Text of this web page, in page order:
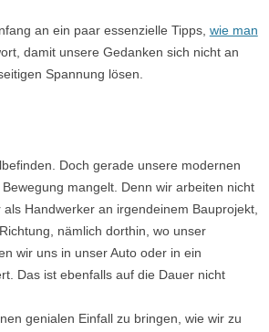
an ein paar essenzielle Tipps, wie man
damit unsere Gedanken sich nicht an
Spannung lösen.
Doch gerade unsere modernen
mangelt. Denn wir arbeiten nicht
Handwerker an irgendeinem Bauprojekt,
nämlich dorthin, wo unser
wir uns in unser Auto oder in ein
Das ist ebenfalls auf die Dauer nicht
genialen Einfall zu bringen, wie wir zu